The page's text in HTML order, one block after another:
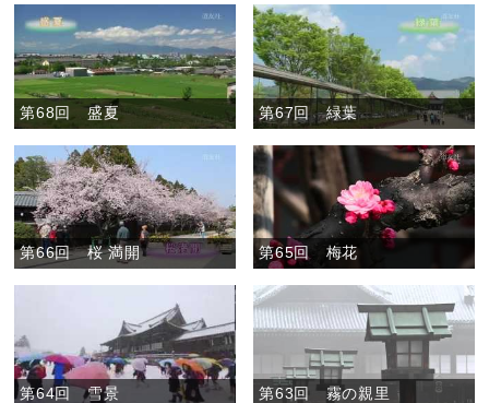
第68回 盛夏 第67回 緑葉
第66回 桜 満開 第65回 梅花
第64回 雪景 第63回 霧の親里